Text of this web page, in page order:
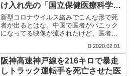
け入れ先の「国立保健医療科学
院」で飛び降り自殺
新型コロナウイルス絡みでこんな形で死
者が出るとはな。中国で医者がパニック
になってる映像が流されたけど、医者が
内閣官房の職員が自殺するってなぁ。検
査拒否した2人が怒り出して動画を撮った
てな報道もあったけど、...
2020.02.01
阪神高速神戸線を216キロで暴走
しトラック運転手を死亡させた医